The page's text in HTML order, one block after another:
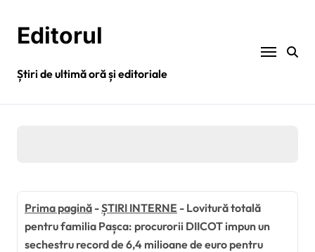
conținutEditorul
Știri de ultimă oră și editoriale
Prima pagină -ȘTIRI INTERNE - Lovitură totală
pentru familia Pașca: procurorii DIICOT impun un
sechestru record de 6,4 milioane de euro pentru